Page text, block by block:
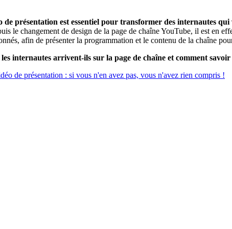
de présentation est essentiel pour transformer des internautes
le changement de design de la page de chaîne YouTube, il est en
afin de présenter la programmation et le contenu de la chaîne
internautes arrivent-ils sur la page de chaîne et comment
de présentation : si vous n'en avez pas, vous n'avez rien compris !